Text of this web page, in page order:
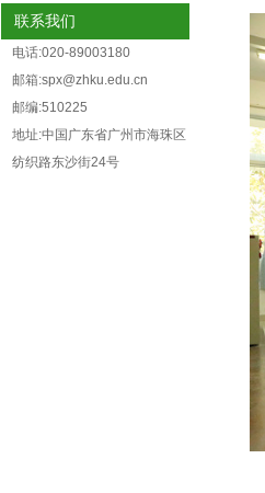
联系我们
电话:020-89003180
邮箱:spx@zhku.edu.cn
邮编:510225
地址:中国广东省广州市海珠区
纺织路东沙街24号